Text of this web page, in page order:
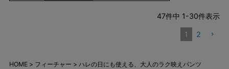
47件中 1-30件表示
1 2
HOME フィーチャー ハレの日にも使える、大人のラク映えパンツ